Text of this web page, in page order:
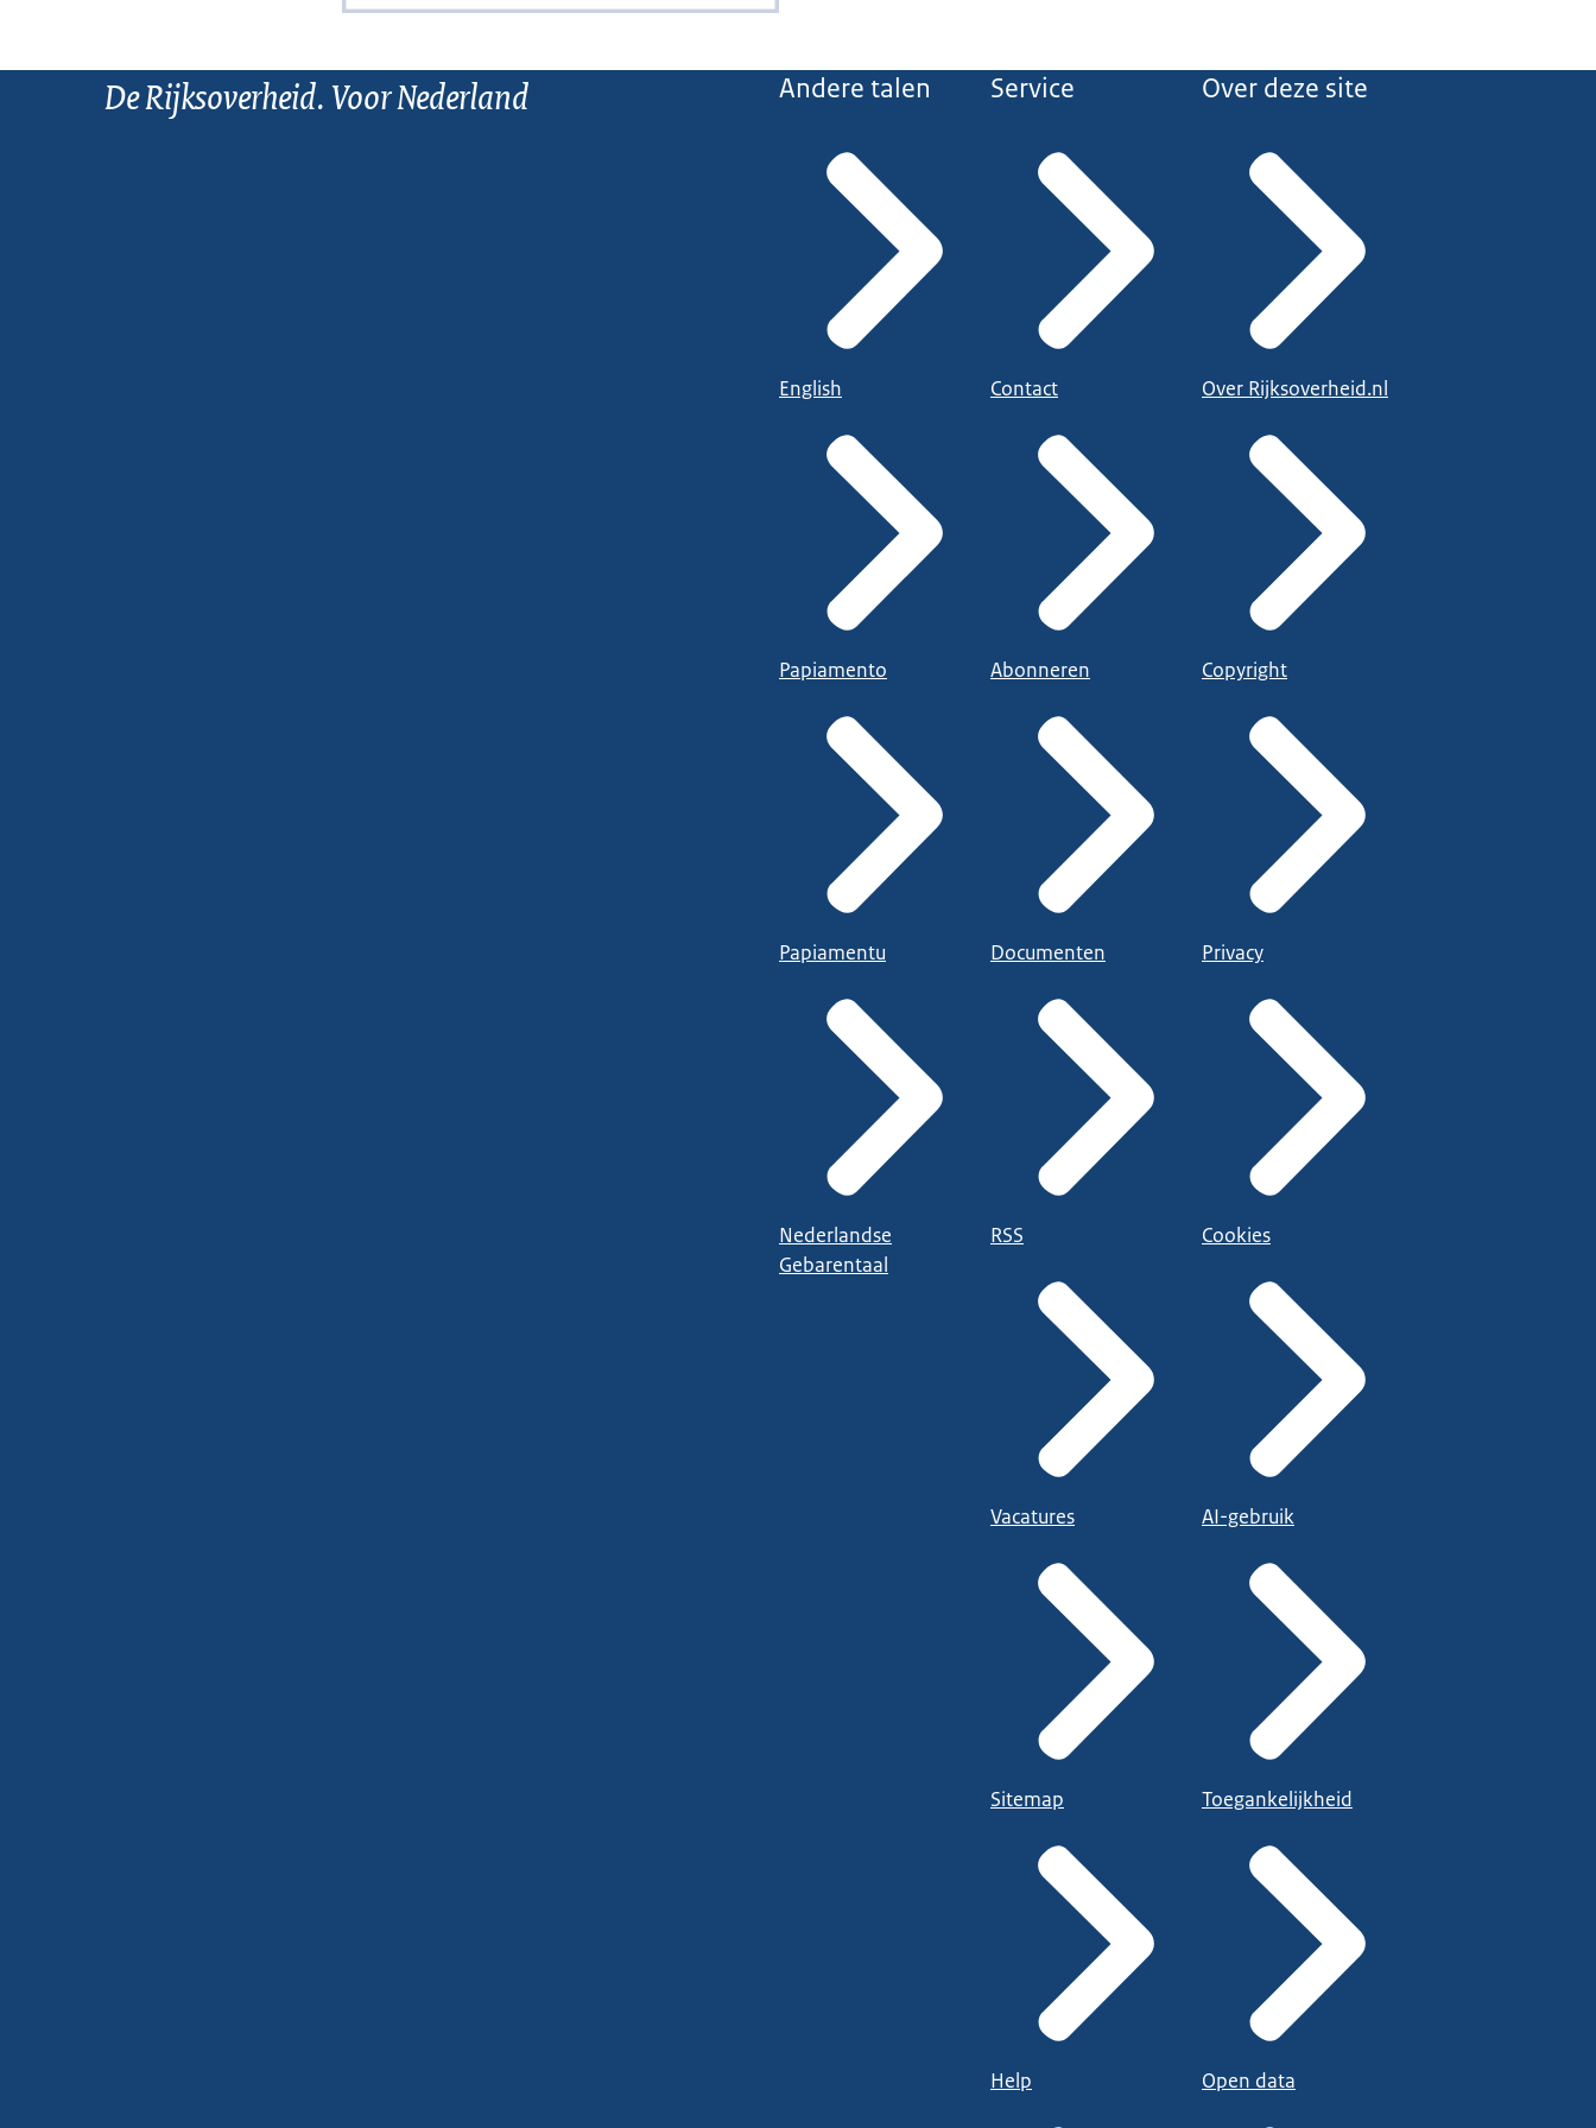
De Rijksoverheid. Voor Nederland Andere talen
English
Papiamento
Papiamentu
Nederlandse
Gebarentaal
Service
Contact
Abonneren
Documenten
RSS
Vacatures
Sitemap
Help
Over deze site
Over Rijksoverheid.nl
Copyright
Privacy
Cookies
AI-gebruik
Toegankelijkheid
Open data